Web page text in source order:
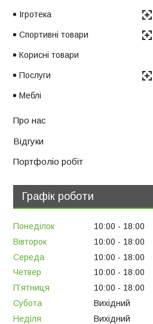
Ігротека
Спортивні товари
Корисні товари
Послуги
Меблі
Про нас
Відгуки
Портфоліо робіт
Графік роботи
Понеділок 10:00
18:00
Вівторок
10:00
18:00
Середа
10:00
18:00
Четвер
10:00
18:00
Пʼятниця
10:00
18:00
Субота
Вихідний
Неділя
Вихідний